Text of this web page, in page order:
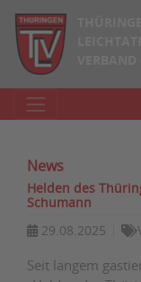
News
Helden des
Schumann
29.08.2025
Seit langem